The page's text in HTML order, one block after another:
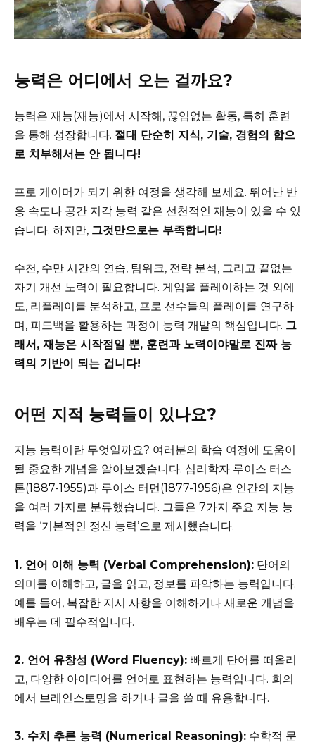
능력은 어디에서 오는 걸까요?
능력은 재능(재능)에서 시작해, 끊임없는 활동, 특히 훈련
을 통해 성장합니다. 절대 단순히 지식, 기술, 경험의 합으
로 치부해서는 안 됩니다!
프로 게이머가 되기 위한 여정을 생각해 보세요. 뛰어난 반
응 속도나 공간 지각 능력 같은 선천적인 재능이 있을 수 있
습니다. 하지만, 그것만으로는 부족합니다!
수천, 수만 시간의 연습, 팀워크, 전략 분석, 그리고 끝없는
자기 개선 노력이 필요합니다. 게임을 플레이하는 것 외에
도, 리플레이를 분석하고, 프로 선수들의 플레이를 연구하
며, 피드백을 활용하는 과정이 능력 개발의 핵심입니다. 그
래서, 재능은 시작점일 뿐, 훈련과 노력이야말로 진짜 능
력의 기반이 되는 겁니다!
어떤 지적 능력들이 있나요?
지능 능력이란 무엇일까요? 여러분의 학습 여정에 도움이
될 중요한 개념을 알아보겠습니다. 심리학자 루이스 터스
톤(1887-1955)과 루이스 터먼(1877-1956)은 인간의 지능
을 여러 가지로 분류했습니다. 그들은 7가지 주요 지능 능
력을 ‘기본적인 정신 능력’으로 제시했습니다.
1. 언어 이해 능력 (Verbal Comprehension): 단어의
의미를 이해하고, 글을 읽고, 정보를 파악하는 능력입니다.
예를 들어, 복잡한 지시 사항을 이해하거나 새로운 개념을
배우는 데 필수적입니다.
2. 언어 유창성 (Word Fluency): 빠르게 단어를 떠올리
고, 다양한 아이디어를 언어로 표현하는 능력입니다. 회의
에서 브레인스토밍을 하거나 글을 쓸 때 유용합니다.
3. 수치 추론 능력 (Numerical Reasoning): 수학적 문